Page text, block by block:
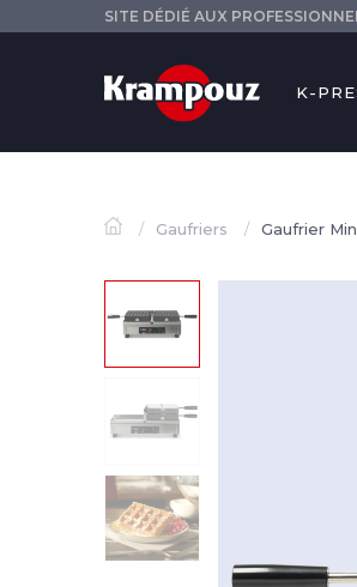
SITE DÉDIÉ AUX
K-
Gaufriers Gaufrier